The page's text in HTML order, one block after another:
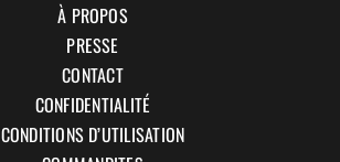
À PROPOS
PRESSE
CONTACT
CONFIDENTIALITÉ
CONDITIONS D’UTILISATION